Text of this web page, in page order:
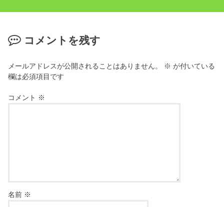
コメントを残す
メールアドレスが公開されることはありません。 ※ が付いている
欄は必須項目です
コメント ※
名前 ※